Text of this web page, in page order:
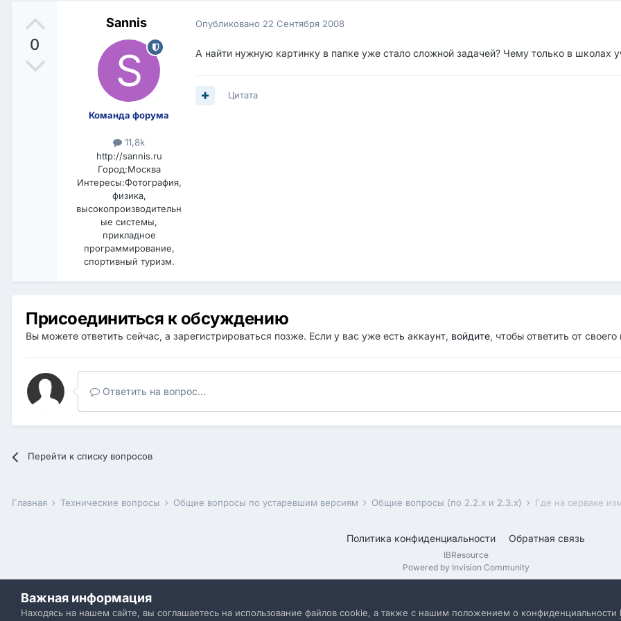
0
Sannis
Команда форума
11,8k
http://sannis.ru
Город:Москва
Интересы:Фотография,
физика,
высокопроизводительн
ые системы,
прикладное
программирование,
спортивный туризм.
Опубликовано 22 Сентября 2008
А найти нужную картинку в папке уже стало сложной задачей? Чему только в школах
Цитата
Присоединиться к обсуждению
Вы можете ответить сейчас, а зарегистрироваться позже. Если у вас уже есть аккаунт, войдите, чтобы ответить от
Ответить на вопрос...
Перейти к списку вопросов
Главная Технические вопросы Общие вопросы по устаревшим версиям Общие вопросы (по 2.2.x и 2.3.x) Где на серваке
Политика конфиденциальности Обратная связь
IBResource
Powered by Invision Community
Важная информация
Находясь на нашем сайте, вы соглашаетесь на использование файлов cookie, а также с нашим положением о конфиденциальности